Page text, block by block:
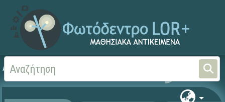
Αρχική Γλώσσα και Λογοτεχνία